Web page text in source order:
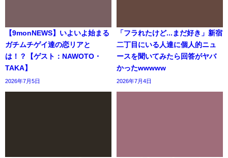
【9monNEWS】いよいよ始まる
ガチムチゲイ達の恋リアと
は！？【ゲスト：NAWOTO・
TAKA】
2026年7月5日
「フラれたけど...まだ好き」新宿
二丁目にいる人達に個人的ニュ
ースを聞いてみたら回答がヤバ
かったwwwww
2026年7月4日